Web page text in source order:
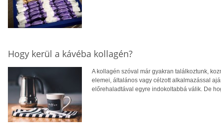
Hogy kerül a kávéba kollagén?
A kollagén szóval már gyakran találkoztunk,
elemei, általános vagy célzott alkalmazással
előrehaladtával egyre indokoltabbá válik. De